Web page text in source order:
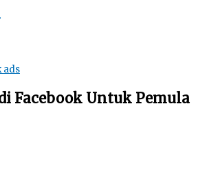
ads
Facebook Untuk Pemula